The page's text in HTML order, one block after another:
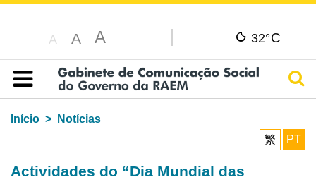
A A A 32°C
Índice
Início
Notícias
繁
PT
Actividades do “Dia Mundial das